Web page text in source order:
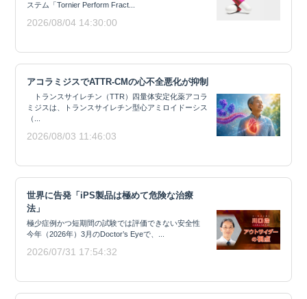
ステム「Tornier Perform Fract...
2026/08/04 14:30:00
アコラミジスでATTR-CMの心不全悪化が抑制
トランスサイレチン（TTR）四量体安定化薬アコラ
ミジスは、トランスサイレチン型心アミロイドーシス
（...
2026/08/03 11:46:03
世界に告発「iPS製品は極めて危険な治療
法」
極少症例かつ短期間の試験では評価できない安全性
今年（2026年）3月のDoctor’s Eyeで、...
2026/07/31 17:54:32